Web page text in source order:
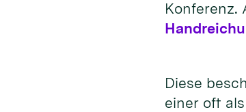
Konferenz.
Diese
einer oft